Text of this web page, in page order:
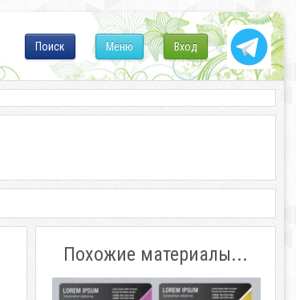
Вход
Меню
Поиск
Похожие материалы...